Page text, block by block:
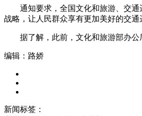
通知要求，全国文化和旅游、交通
战略，让人民群众享有更加美好的交通
据了解，此前，文化和旅游部办公
编辑：路娇
新闻标签：